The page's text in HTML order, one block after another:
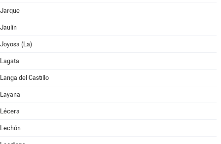
Jarque
Jaulín
Joyosa (La)
Lagata
Langa del Castillo
Layana
Lécera
Lechón